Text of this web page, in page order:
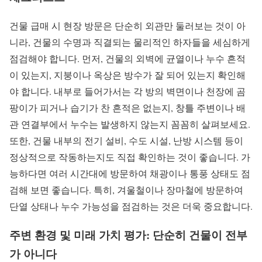
건물 급매 시 현장 방문은 단순히 외관만 둘러보는 것이 아
니라, 건물의 수명과 직결되는 물리적인 하자들을 세심하게
점검해야 합니다. 먼저, 건물의 외벽에 균열이나 누수 흔적
이 있는지, 지붕이나 옥상은 방수가 잘 되어 있는지 확인해
야 합니다. 내부로 들어가서는 각 방의 벽면이나 천장에 곰
팡이가 피거나 습기가 찬 흔적은 없는지, 창틀 주변이나 배
관 연결부에서 누수는 발생하지 않는지 꼼꼼히 살펴보세요.
또한, 건물 내부의 전기 설비, 수도 시설, 난방 시스템 등이
정상적으로 작동하는지도 직접 확인하는 것이 좋습니다. 가
능하다면 여러 시간대에 방문하여 채광이나 통풍 상태도 점
검해 보면 좋습니다. 특히, 겨울철이나 장마철에 방문하여
단열 상태나 누수 가능성을 점검하는 것은 더욱 중요합니다.
주변 환경 및 미래 가치 평가: 단순히 건물이 전부
가 아니다